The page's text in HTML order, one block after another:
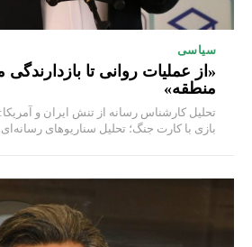
سیاسی
«از عملیات روانی تا بازدارندگی
منطقه»
تحلیل کارشناس رسانه از تنش ایران و
بازی با کارت جنگ؛ تحلیل سناریوهای رسانه‌ای...